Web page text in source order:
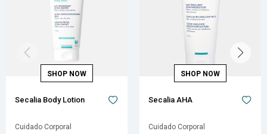
Secalia Body Lotion
Cuidado Corporal
Secalia AHA
Cuidado Corporal